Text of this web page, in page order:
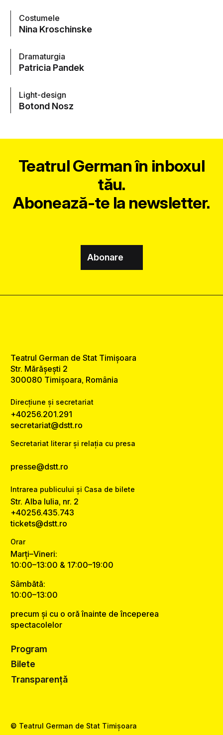
Costumele
Nina Kroschinske
Dramaturgia
Patricia Pandek
Light-design
Botond Nosz
Teatrul German în inboxul
tău.
Abonează-te la newsletter.
Abonare
Teatrul German de Stat Timișoara
Str. Mărășești 2
300080 Timișoara, România
Direcțiune și secretariat
+40256.201.291
secretariat@dstt.ro
Secretariat literar și relația cu presa
presse@dstt.ro
Intrarea publicului și Casa de bilete
Str. Alba Iulia, nr. 2
+40256.435.743
tickets@dstt.ro
Orar
Marți–Vineri:
10:00–13:00 & 17:00–19:00
Sâmbătă:
10:00–13:00
precum și cu o oră înainte de începerea
spectacolelor
Program
Bilete
Transparență
© Teatrul German de Stat Timișoara